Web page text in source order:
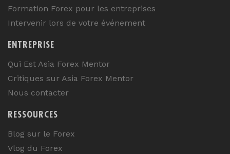
Formation Forex pour les entreprises
Intervenir lors de votre événement
ENTREPRISE
Qui Est Asia Forex Mentor
Critiques sur Asia Forex Mentor
Nous contacter
RESSOURCES
Blog sur le Forex
Vlog du Forex